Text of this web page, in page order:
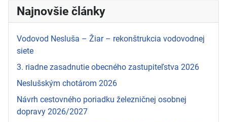
Najnovšie články
Vodovod Nesluša – Žiar – rekonštrukcia vodovodnej
siete
3. riadne zasadnutie obecného zastupiteľstva 2026
Neslušským chotárom 2026
Návrh cestovného poriadku železničnej osobnej
dopravy 2026/2027